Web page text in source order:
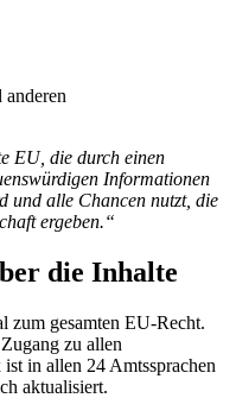
anderen
EU, die durch einen
Informationen
und alle Chancen nutzt, die
ergeben.“
die Inhalte
zum gesamten EU-Recht.
zu allen
in allen 24 Amtssprachen
aktualisiert.